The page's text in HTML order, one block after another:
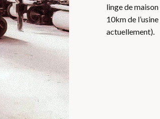
linge de
10km de
actuellement).